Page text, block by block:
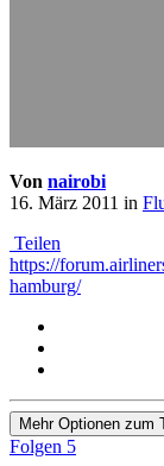
Von nairobi
16. März 2011 in
Teilen
https://
hamburg/
Mehr Optionen zum
Folgen 5